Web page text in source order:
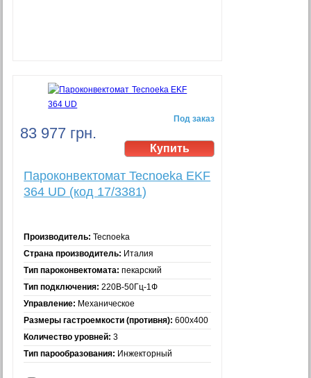
83 977 грн.
Под заказ
Пароконвектомат Tecnoeka EKF
364 UD (код 17/3381)
Производитель: Tecnoeka
Страна производитель: Италия
Тип пароконвектомата: пекарский
Тип подключения: 220В-50Гц-1Ф
Управление: Механическое
Размеры гастроемкости (противня): 600x400
Количество уровней: 3
Тип парообразования: Инжекторный